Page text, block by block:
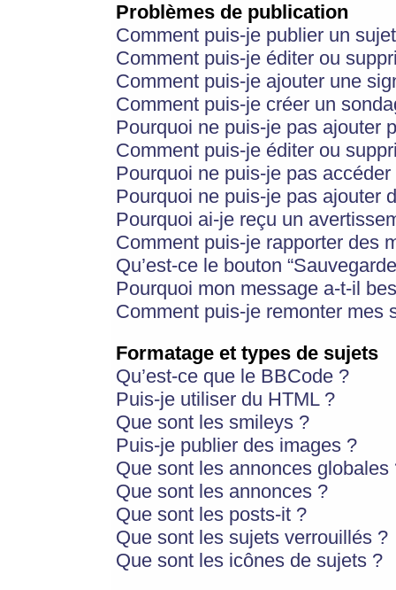
Problèmes de publication
Comment puis-je publier un
Comment puis-je éditer ou
Comment puis-je ajouter une
Comment puis-je créer un
Pourquoi ne puis-je pas ajouter
Comment puis-je éditer ou
Pourquoi ne puis-je pas
Pourquoi ne puis-je pas ajouter
Pourquoi ai-je reçu un
Comment puis-je rapporter des
Qu’est-ce le bouton
Pourquoi mon message a-t-il
Comment puis-je remonter mes
Formatage et types de sujets
Qu’est-ce que le BBCode ?
Puis-je utiliser du HTML ?
Que sont les smileys ?
Puis-je publier des images ?
Que sont les annonces globales
Que sont les annonces ?
Que sont les posts-it ?
Que sont les sujets verrouillés ?
Que sont les icônes de sujets ?